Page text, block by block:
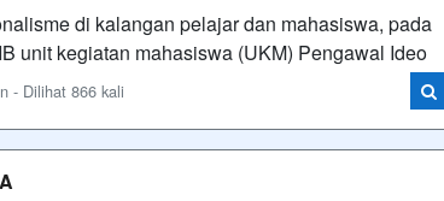
di kalangan pelajar dan mahasiswa, pada
unit kegiatan mahasiswa (UKM) Pengawal Ideo
- Dilihat 866 kali